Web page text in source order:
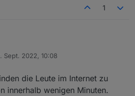
1
diese Frage, selbst wenn jemand
findet, muß er ja erst noch
herausfinden.
möglich sein?
Sept. 2022, 10:08
von
die Leute im Internet zu
innerhalb wenigen Minuten.